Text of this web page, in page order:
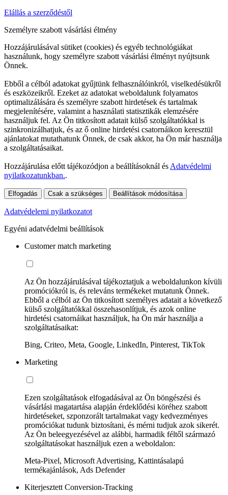
Elállás a szerződéstől
Személyre szabott vásárlási élmény
Hozzájárulásával sütiket (cookies) és egyéb technológiákat
használunk, hogy személyre szabott vásárlási élményt nyújtsunk
Önnek.
Ebből a célból adatokat gyűjtünk felhasználóinkról, viselkedésükről
és eszközeikről. Ezeket az adatokat weboldalunk folyamatos
optimalizálására és személyre szabott hirdetések és tartalmak
megjelenítésére, valamint a használati statisztikák elemzésére
használjuk fel. Az Ön titkosított adatait külső szolgáltatókkal is
szinkronizálhatjuk, és az ő online hirdetési csatornáikon keresztül
ajánlatokat mutathatunk Önnek, de csak akkor, ha Ön már használja
a szolgáltatásaikat.
Hozzájárulása előtt tájékozódjon a beállításoknál és Adatvédelmi
nyilatkozatunkban..
Elfogadás Csak a szükséges Beállítások módosítása
Adatvédelemi nyilatkozatot
Egyéni adatvédelmi beállítások
Customer match marketing
Az Ön hozzájárulásával tájékoztatjuk a weboldalunkon kívüli
promóciókról is, és releváns termékeket mutatunk Önnek.
Ebből a célból az Ön titkosított személyes adatait a következő
külső szolgáltatókkal összehasonlítjuk, és azok online
hirdetési csatornáikat használjuk, ha Ön már használja a
szolgáltatásaikat:
Bing, Criteo, Meta, Google, LinkedIn, Pinterest, TikTok
Marketing
Ezen szolgáltatások elfogadásával az Ön böngészési és
vásárlási magatartása alapján érdeklődési köréhez szabott
hirdetéseket, szponzorált tartalmakat vagy kedvezményes
promóciókat tudunk biztosítani, és mérni tudjuk azok sikerét.
Az Ön beleegyezésével az alábbi, harmadik féltől származó
szolgáltatásokat használjuk ezen a weboldalon:
Meta-Pixel, Microsoft Advertising, Kattintásalapú
termékajánlások, Ads Defender
Kiterjesztett Conversion-Tracking